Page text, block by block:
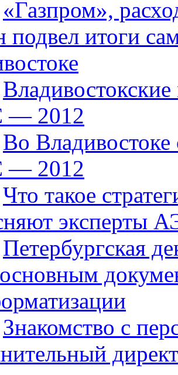
«Газпром»,
подвел итоги
— 2012
Во Владивостоке
— 2012
Что такое
эксперты
Петербургская
основным
Знакомство с